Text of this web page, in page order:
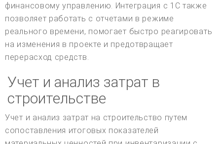
финансовому управлению. Интеграция с 1С также
позволяет работать с отчетами в режиме
реального времени, помогает быстро реагировать
на изменения в проекте и предотвращает
перерасход средств.
Учет и анализ затрат в
строительстве
Учет и анализ затрат на строительство путем
сопоставления итоговых показателей